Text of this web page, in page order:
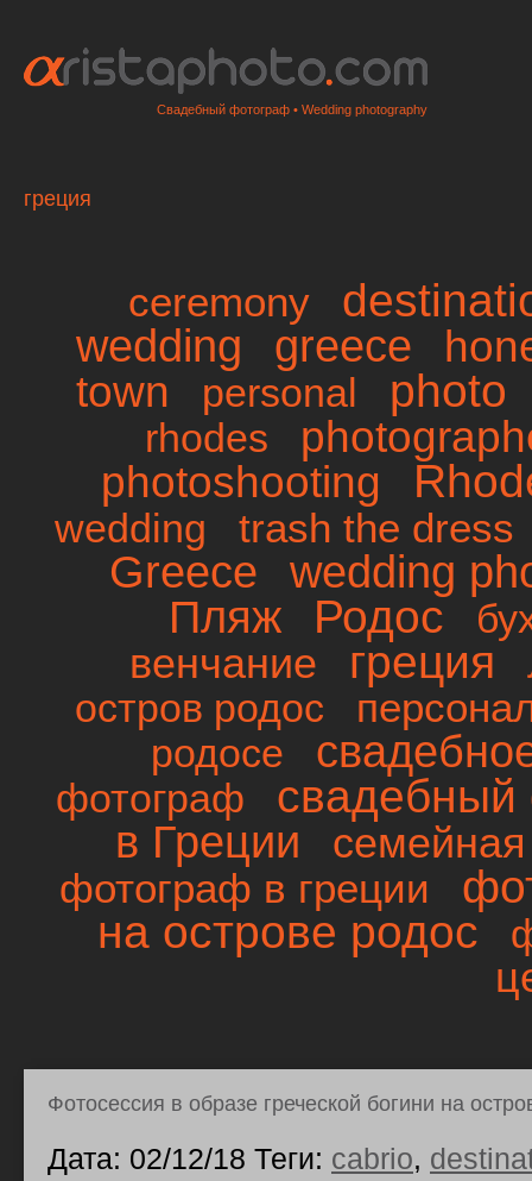
Свадебный фотограф • Wedding photography
греция
ceremony
wedding
greece
town
personal photo
rhodes
photoshooting
wedding trash the dress
Greece wedding
Пляж Родос
венчание греция
остров родос
родосе
фотограф свадебный
в Греции
фотограф в греции
на острове родос
Фотосессия в образе греческой богини на
Дата: 02/12/18 Теги: cabrio,